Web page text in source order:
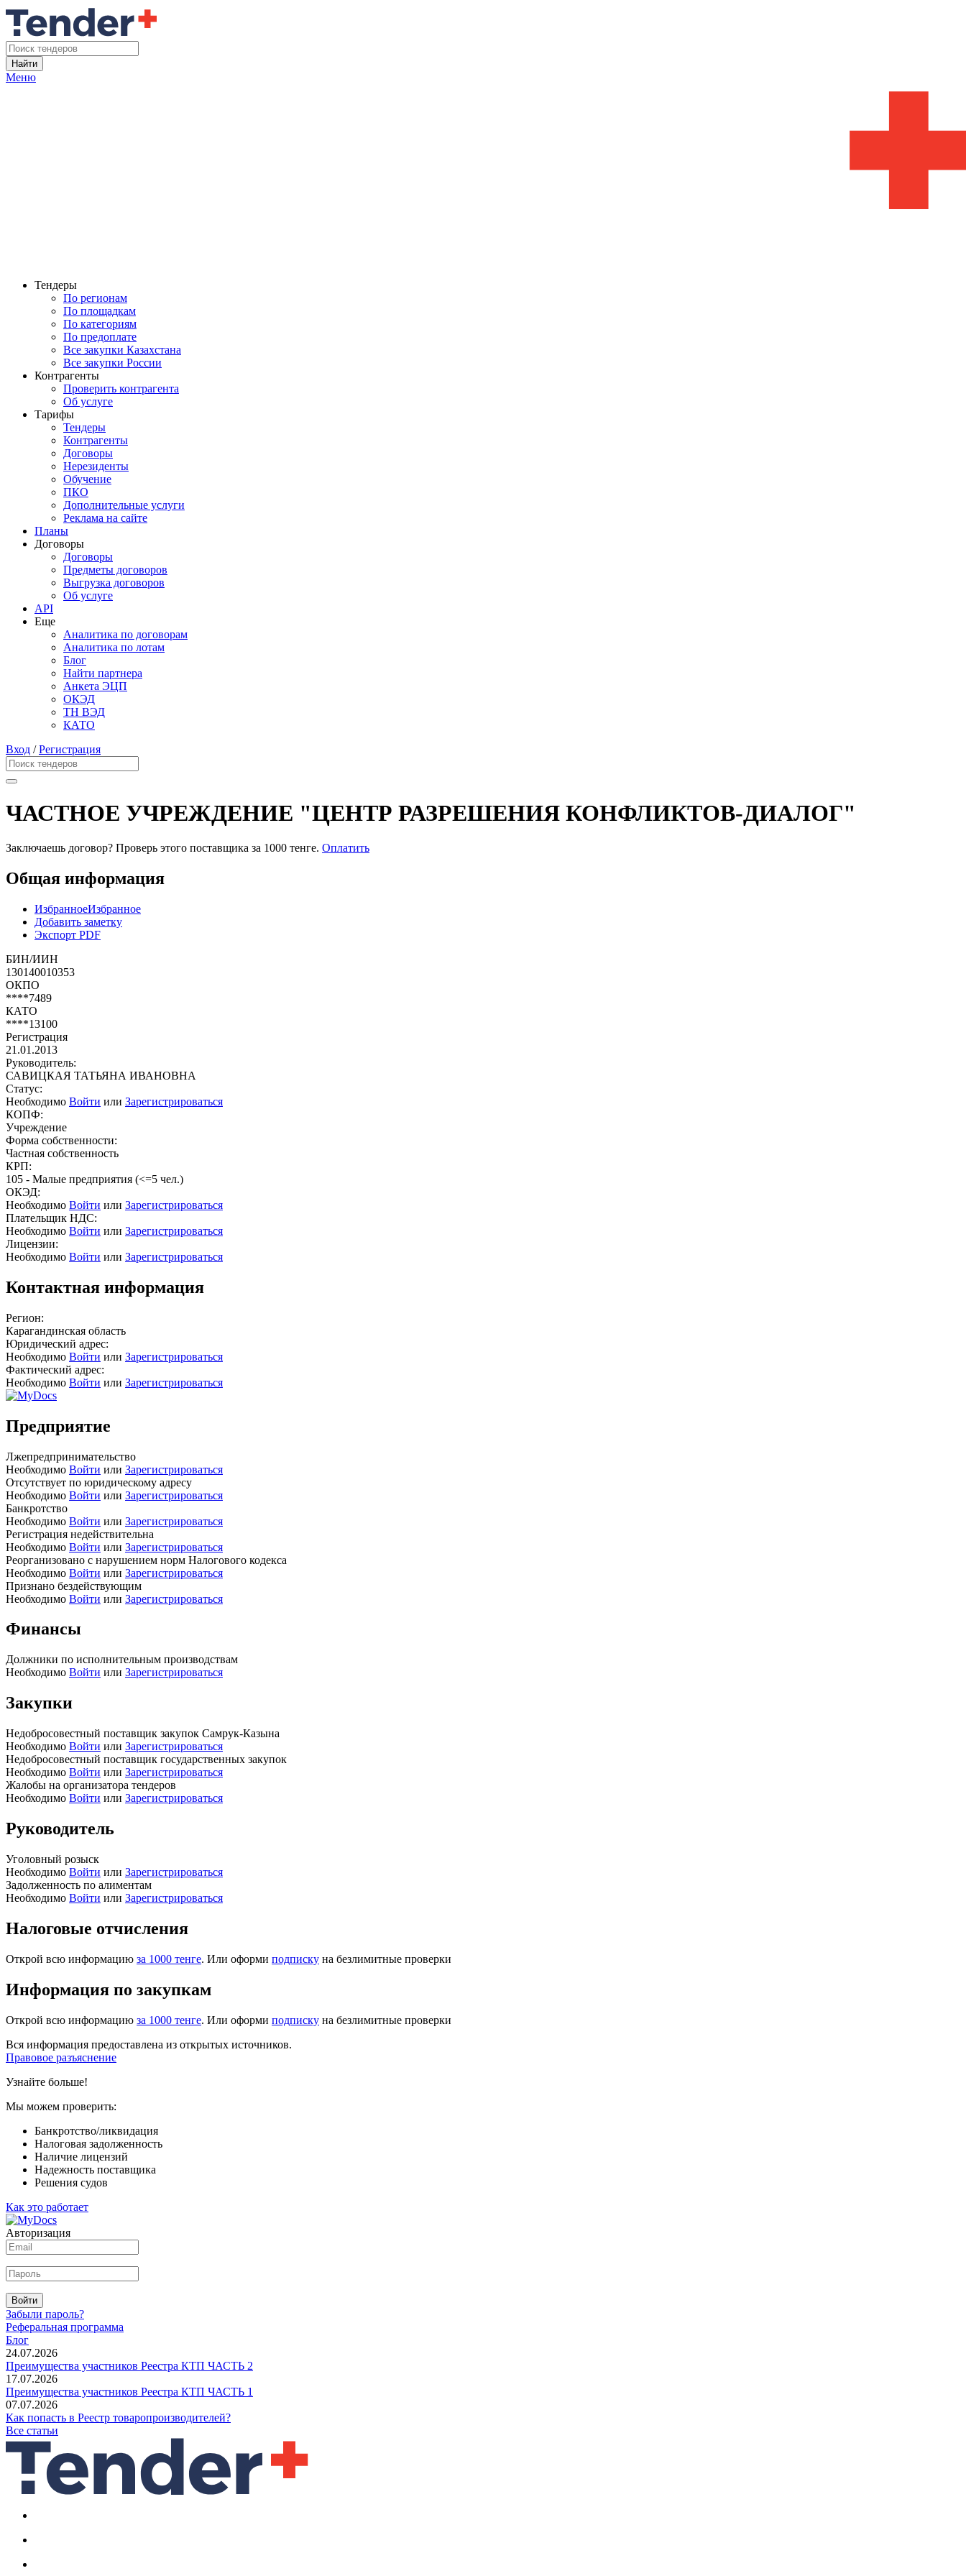
Найти
Меню
Тендеры
По регионам
По площадкам
По категориям
По предоплате
Все закупки Казахстана
Все закупки России
Контрагенты
Проверить контрагента
Об услуге
Тарифы
Тендеры
Контрагенты
Договоры
Нерезиденты
Обучение
ПКО
Дополнительные услуги
Реклама на сайте
Планы
Договоры
Договоры
Предметы договоров
Выгрузка договоров
Об услуге
API
Еще
Аналитика по договорам
Аналитика по лотам
Блог
Найти партнера
Анкета ЭЦП
ОКЭД
ТН ВЭД
КАТО
Вход /Регистрация
ЧАСТНОЕ УЧРЕЖДЕНИЕ "ЦЕНТР РАЗРЕШЕНИЯ КОНФЛИКТОВ-ДИАЛОГ"
Заключаешь договор? Проверь этого поставщика за 1000 тенге. Оплатить
Общая информация
ИзбранноеИзбранное
Добавить заметку
Экспорт PDF
БИН/ИИН
130140010353
ОКПО
****7489
КАТО
****13100
Регистрация
21.01.2013
Руководитель:
САВИЦКАЯ ТАТЬЯНА ИВАНОВНА
Статус:
Необходимо Войти или Зарегистрироваться
КОПФ:
Учреждение
Форма собственности:
Частная собственность
КРП:
105 - Малые предприятия (<=5 чел.)
ОКЭД:
Необходимо Войти или Зарегистрироваться
Плательщик НДС:
Необходимо Войти или Зарегистрироваться
Лицензии:
Необходимо Войти или Зарегистрироваться
Контактная информация
Регион:
Карагандинская область
Юридический адрес:
Необходимо Войти или Зарегистрироваться
Фактический адрес:
Необходимо Войти или Зарегистрироваться
Предприятие
Лжепредпринимательство
Необходимо Войти или Зарегистрироваться
Отсутствует по юридическому адресу
Необходимо Войти или Зарегистрироваться
Банкротство
Необходимо Войти или Зарегистрироваться
Регистрация недействительна
Необходимо Войти или Зарегистрироваться
Реорганизовано с нарушением норм Налогового кодекса
Необходимо Войти или Зарегистрироваться
Признано бездействующим
Необходимо Войти или Зарегистрироваться
Финансы
Должники по исполнительным производствам
Необходимо Войти или Зарегистрироваться
Закупки
Недобросовестный поставщик закупок Самрук-Казына
Необходимо Войти или Зарегистрироваться
Недобросовестный поставщик государственных закупок
Необходимо Войти или Зарегистрироваться
Жалобы на организатора тендеров
Необходимо Войти или Зарегистрироваться
Руководитель
Уголовный розыск
Необходимо Войти или Зарегистрироваться
Задолженность по алиментам
Необходимо Войти или Зарегистрироваться
Налоговые отчисления
Открой всю информацию за 1000 тенге. Или оформи подписку на безлимитные проверки
Информация по закупкам
Открой всю информацию за 1000 тенге. Или оформи подписку на безлимитные проверки
Вся информация предоставлена из открытых источников.
Правовое разъяснение
Узнайте больше!
Мы можем проверить:
Банкротство/ликвидация
Налоговая задолженность
Наличие лицензий
Надежность поставщика
Решения судов
Как это работает
Авторизация
Войти
Забыли пароль?
Реферальная программа
Блог
24.07.2026
Преимущества участников Реестра КТП ЧАСТЬ 2
17.07.2026
Преимущества участников Реестра КТП ЧАСТЬ 1
07.07.2026
Как попасть в Реестр товаропроизводителей?
Все статьи